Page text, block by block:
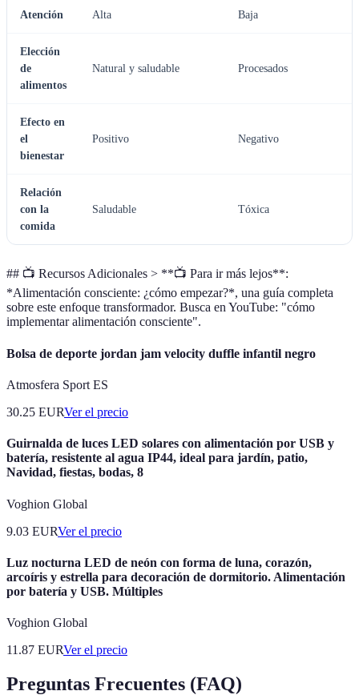
Atención Alta Baja
Elección
de
alimentos
Natural y saludable Procesados
Efecto en
el
bienestar
Positivo Negativo
Relación
con la
comida
Saludable Tóxica
## 📺 Recursos Adicionales > **📺 Para ir más lejos**:
*Alimentación consciente: ¿cómo empezar?*, una guía completa
sobre este enfoque transformador. Busca en YouTube: "cómo
implementar alimentación consciente".
Bolsa de deporte jordan jam velocity duffle infantil negro
Atmosfera Sport ES
30.25 EURVer el precio
Guirnalda de luces LED solares con alimentación por USB y
batería, resistente al agua IP44, ideal para jardín, patio,
Navidad, fiestas, bodas, 8
Voghion Global
9.03 EURVer el precio
Luz nocturna LED de neón con forma de luna, corazón,
arcoíris y estrella para decoración de dormitorio. Alimentación
por batería y USB. Múltiples
Voghion Global
11.87 EURVer el precio
Preguntas Frecuentes (FAQ)